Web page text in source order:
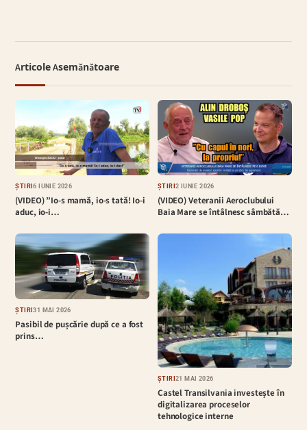
Articole Asemănătoare
ȘTIRI6 IUNIE 2026
(VIDEO) ”Io-s mamă, io-s tată! Io-i
aduc, io-i…
ȘTIRI2 IUNIE 2026
(VIDEO) Veteranii Aeroclubului
Baia Mare se întâlnesc sâmbătă…
ȘTIRI31 MAI 2026
Pasibil de pușcărie după ce a fost
prins…
ȘTIRI21 MAI 2026
Castel Transilvania investește în
digitalizarea proceselor
tehnologice interne